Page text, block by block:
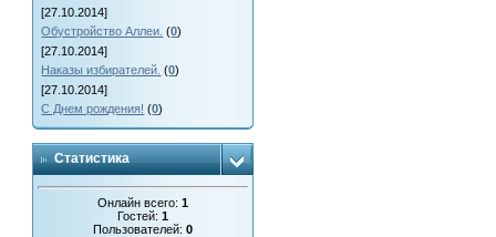
[27.10.2014]
Обустройство Аллеи. (0)
[27.10.2014]
Наказы избирателей. (0)
[27.10.2014]
С Днем рождения! (0)
Статистика
Онлайн всего:1
Гостей:1
Пользователей:0